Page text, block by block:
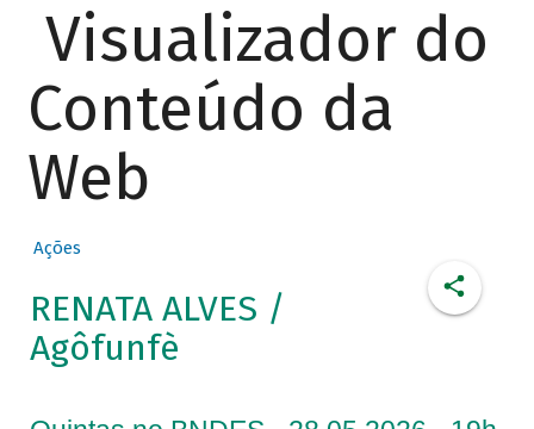
Visualizador do
Conteúdo da
Web
Ações
RENATA ALVES /
Agôfunfè